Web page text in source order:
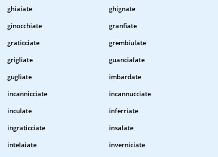
ghiaiate
ghignate
ginocchiate
granfiate
graticciate
grembiulate
grigliate
guancialate
gugliate
imbardate
incannicciate
incannucciate
inculate
inferriate
ingraticciate
insalate
intelaiate
inverniciate